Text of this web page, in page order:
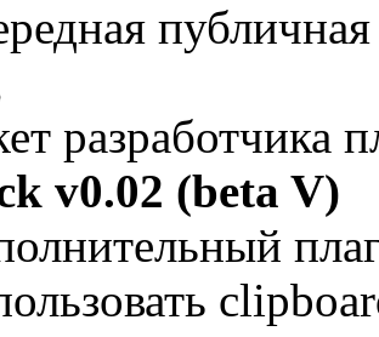
разработчика
v0.02 (beta V)